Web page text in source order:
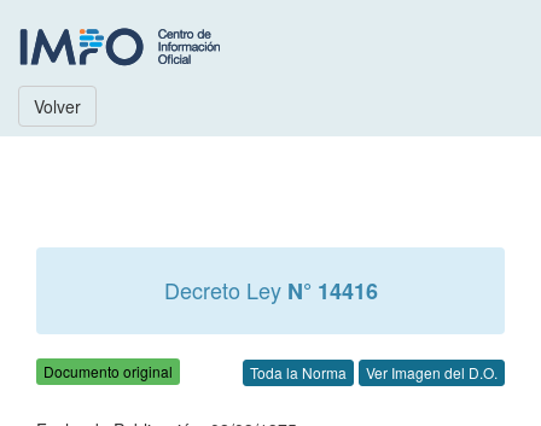
Volver
Decreto Ley N° 14416
Documento original Toda la Norma Ver Imagen del D.O.